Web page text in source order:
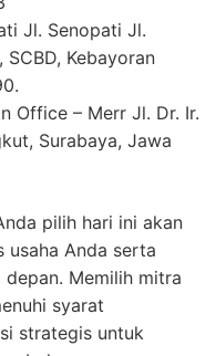
Jl. Senopati Jl.
Kebayoran
Office – Merr Jl. Dr. Ir.
Surabaya, Jawa
pilih hari ini akan
usaha Anda serta
Memilih mitra
syarat
strategis untuk